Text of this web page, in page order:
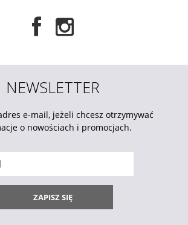
NEWSLETTER
e-mail, jeżeli chcesz otrzymywać
o nowościach i promocjach.
ZAPISZ SIĘ